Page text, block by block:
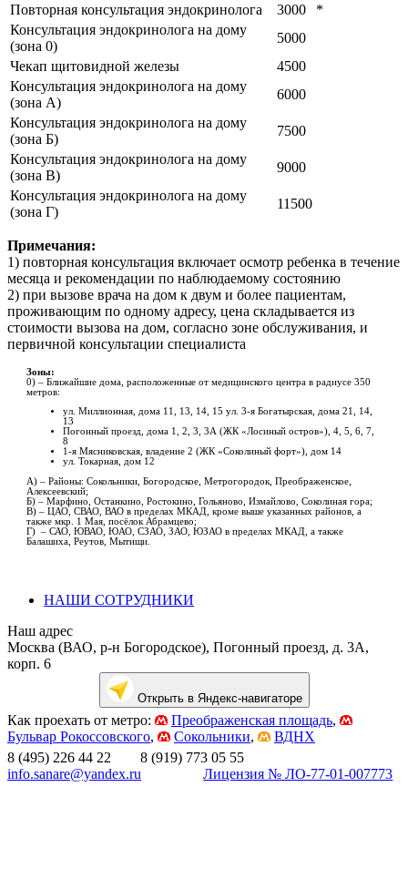
Повторная консультация эндокринолога
3000
*
Консультация эндокринолога на дому
(зона 0)
5000
Чекап щитовидной железы
4500
Консультация эндокринолога на дому
(зона А)
6000
Консультация эндокринолога на дому
(зона Б)
7500
Консультация эндокринолога на дому
(зона В)
9000
Консультация эндокринолога на дому
(зона Г)
11500
Примечания:
1) повторная консультация включает осмотр ребенка в течение
месяца и рекомендации по наблюдаемому состоянию
2) при вызове врача на дом к двум и более пациентам,
проживающим по одному адресу, цена складывается из
стоимости вызова на дом, согласно зоне обслуживания, и
первичной консультации специалиста
Зоны:
0) – Ближайшие дома, расположенные от медицинского центра в радиусе 350
метров:
ул. Миллионная, дома 11, 13, 14, 15 ул. 3-я Богатырская, дома 21, 14,
13
Погонный проезд, дома 1, 2, 3, 3А (ЖК «Лосиный остров»), 4, 5, 6, 7,
8
1-я Мясниковская, владение 2 (ЖК «Соколиный форт»), дом 14
ул. Токарная, дом 12
А) – Районы: Сокольники, Богородское, Метрогородок, Преображенское,
Алексеевский;
Б) – Марфино, Останкино, Ростокино, Гольяново, Измайлово, Соколиная гора;
В) – ЦАО, СВАО, ВАО в пределах МКАД, кроме выше указанных районов, а
также мкр. 1 Мая, посёлок Абрамцево;
Г) – САО, ЮВАО, ЮАО, СЗАО, ЗАО, ЮЗАО в пределах МКАД, а также
Балашиха, Реутов, Мытищи.
НАШИ СОТРУДНИКИ
Наш адрес
Москва (ВАО, р-н Богородское), Погонный проезд, д. 3А,
корп. 6
Открыть в Яндекс-навигаторе
Как проехать от метро: Преображенская площадь,
Бульвар Рокоссовского, Сокольники,
ВДНХ
8 (495) 226 44 22 8 (919) 773 05 55
info.sanare@yandex.ru
Лицензия № ЛО-77-01-007773